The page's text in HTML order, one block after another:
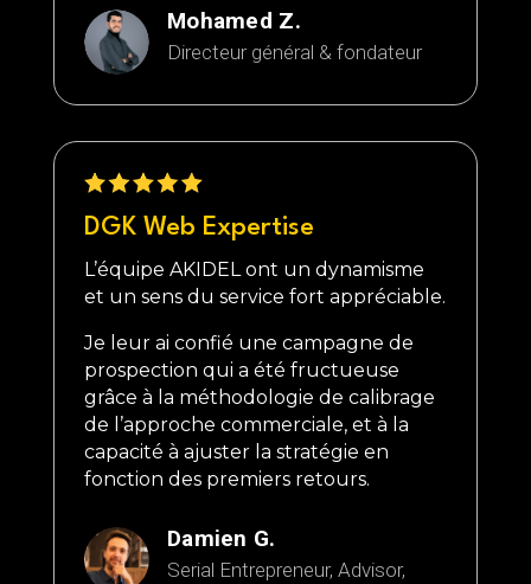
Mohamed Z.
Directeur général & fondateur
DGK Web Expertise
L’équipe AKIDEL ont un dynamisme
et un sens du service fort appréciable.
Je leur ai confié une campagne de
prospection qui a été fructueuse
grâce à la méthodologie de calibrage
de l’approche commerciale, et à la
capacité à ajuster la stratégie en
fonction des premiers retours.
Damien G.
Serial Entrepreneur, Advisor,